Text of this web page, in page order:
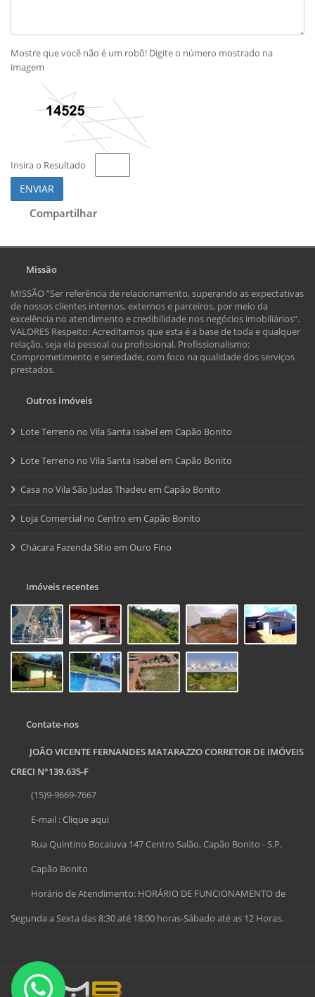
Mostre que você não é um robô! Digite o número mostrado na
imagem
Insira o Resultado
ENVIAR
Compartilhar
Missão
MISSÃO ”Ser referência de relacionamento, superando as expectativas
de nossos clientes internos, externos e parceiros, por meio da
excelência no atendimento e credibilidade nos negócios imobiliários”.
VALORES Respeito: Acreditamos que esta é a base de toda e qualquer
relação, seja ela pessoal ou profissional. Profissionalismo:
Comprometimento e seriedade, com foco na qualidade dos serviços
prestados.
Outros imóveis
Lote Terreno no Vila Santa Isabel em Capão Bonito
Lote Terreno no Vila Santa Isabel em Capão Bonito
Casa no Vila São Judas Thadeu em Capão Bonito
Loja Comercial no Centro em Capão Bonito
Chácara Fazenda Sítio em Ouro Fino
Imóveis recentes
Contate-nos
JOÃO VICENTE FERNANDES MATARAZZO CORRETOR DE IMÓVEIS
CRECI N°139.635-F
(15)9-9669-7667
E-mail :Clique aqui
Rua Quintino Bocaiuva 147 Centro Salão, Capão Bonito - S.P.
Capão Bonito
Horário de Atendimento: HORÁRIO DE FUNCIONAMENTO de
Segunda a Sexta das 8:30 até 18:00 horas-Sábado até as 12 Horas.